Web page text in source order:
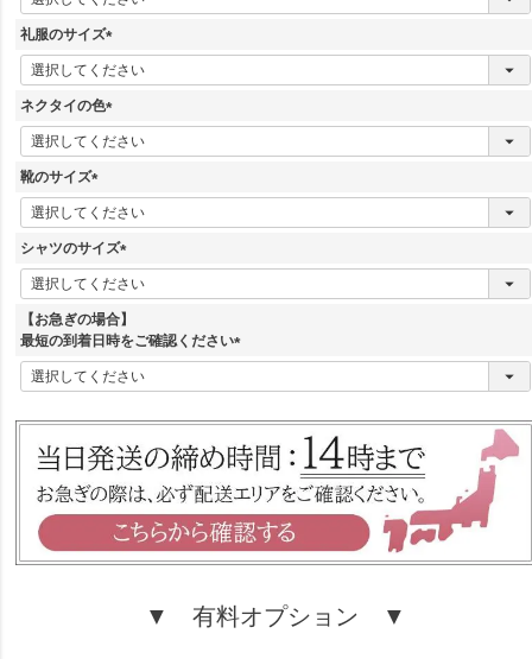
必
)
礼服のサイズ
(
必
須
)
ネクタイの色
(
必
)
靴のサイズ
(
必
須
)
シャツのサイズ
(
必
須
)
【お急ぎの場合】
最短の到着日時をご確認ください
(
必
▼ 有料オプション ▼